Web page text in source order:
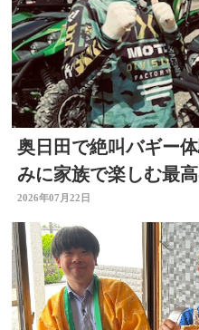
奥日田で絶叫バギー
みに家族で楽しむ最
2026年07月22日